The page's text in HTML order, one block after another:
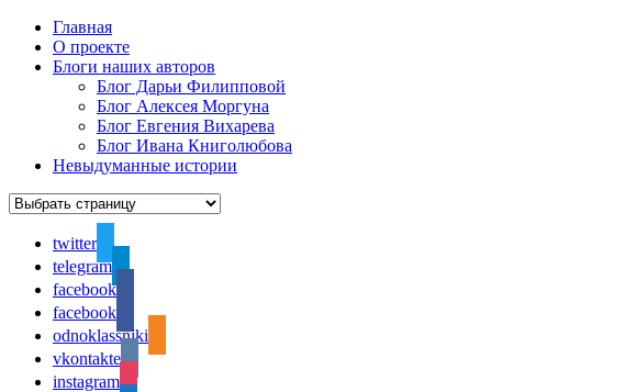
Главная
О проекте
Блоги наших авторов
Блог Дарьи Филипповой
Блог Алексея Моргуна
Блог Евгения Вихарева
Блог Ивана Книголюбова
Невыдуманные истории
twitter
telegram
facebook
facebook
odnoklassniki
vkontakte
instagram